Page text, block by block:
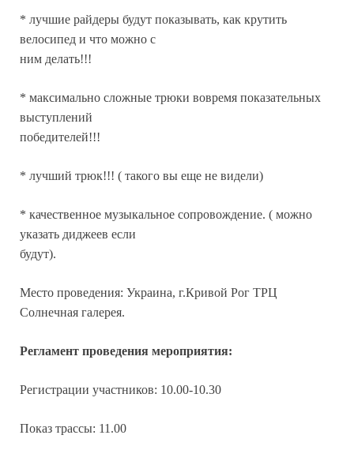
* лучшие райдеры будут показывать, как крутить
велосипед и что можно с
ним делать!!!
* максимально сложные трюки вовремя показательных
выступлений
победителей!!!
* лучший трюк!!! ( такого вы еще не видели)
* качественное музыкальное сопровождение. ( можно
указать диджеев если
будут).
Место проведения: Украина, г.Кривой Рог ТРЦ
Солнечная галерея.
Регламент проведения мероприятия:
Регистрации участников: 10.00-10.30
Показ трассы: 11.00